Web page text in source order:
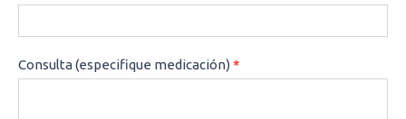
Consulta (especifique medicación)*